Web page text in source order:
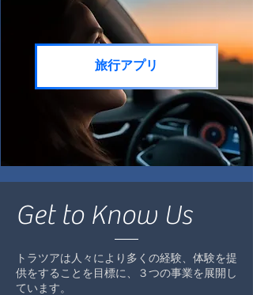
旅行アプリ
Get to Know Us
トラツアは人々により多くの経験、体験を提
供をすることを目標に、３つの事業を展開し
ています。